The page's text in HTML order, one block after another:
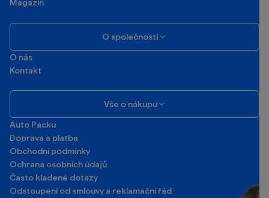
Magazín
O společnosti
O nás
Kontakt
Vše o nákupu
Auto Packu
Doprava a platba
Obchodní podmínky
Ochrana osobních údajů
Často kladené dotazy
Odstoupení od smlouvy a reklamační řád